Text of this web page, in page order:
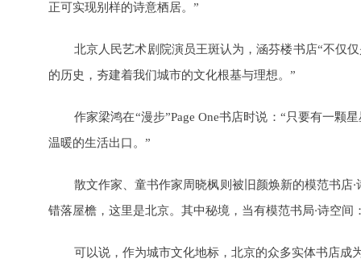
正可实现别样的诗意栖居。”
北京人民艺术剧院演员王斑认为，涵芬楼书店“不仅
的历史，夯建着我们城市的文化根基与理想。”
作家梁鸿在“漫步”Page One书店时说：“只要有一颗
温暖的生活出口。”
散文作家、童书作家周晓枫则被旧颜焕新的模范书店
错落屋檐，这里是北京。其中秘境，当有模范书局·诗空
可以说，作为城市文化地标，北京的众多实体书店成